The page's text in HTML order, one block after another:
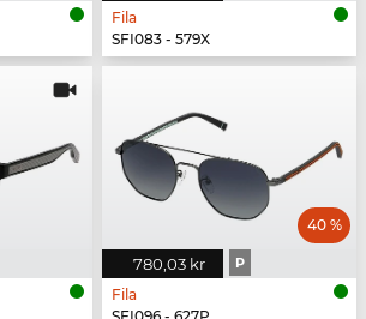
Fila
SFI083 - 579X
780,03 kr P
40 %
Fila